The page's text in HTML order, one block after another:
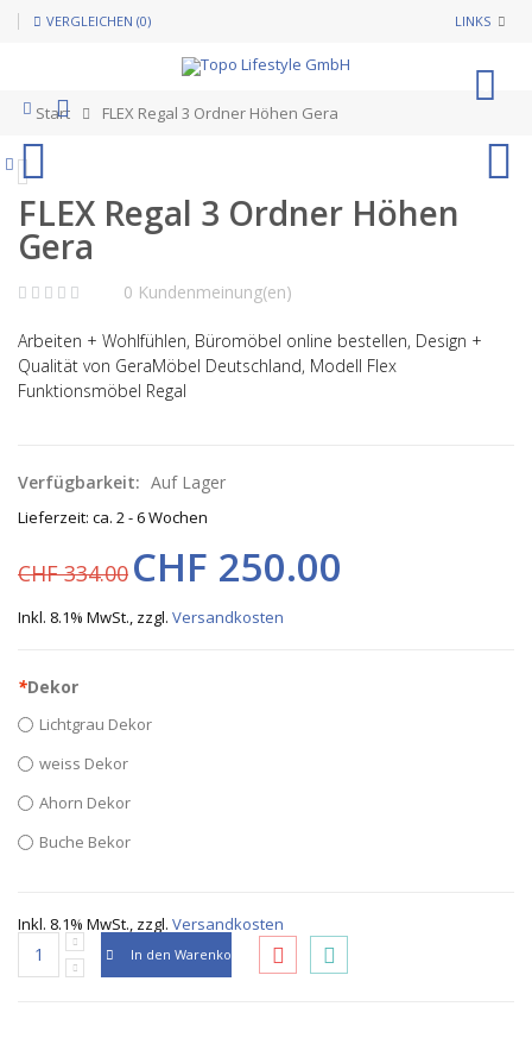
VERGLEICHEN (0) LINKS
Start FLEX Regal 3 Ordner Höhen Gera
FLEX Regal 3 Ordner Höhen
Gera
0 Kundenmeinung(en)
Arbeiten + Wohlfühlen, Büromöbel online bestellen, Design +
Qualität von GeraMöbel Deutschland, Modell Flex
Funktionsmöbel Regal
Verfügbarkeit: Auf Lager
Lieferzeit: ca. 2 - 6 Wochen
CHF 334.00 CHF 250.00
Inkl. 8.1% MwSt., zzgl. Versandkosten
*Dekor
Lichtgrau Dekor
weiss Dekor
Ahorn Dekor
Buche Bekor
Inkl. 8.1% MwSt. zzgl. Versandkosten
In den Warenkorb